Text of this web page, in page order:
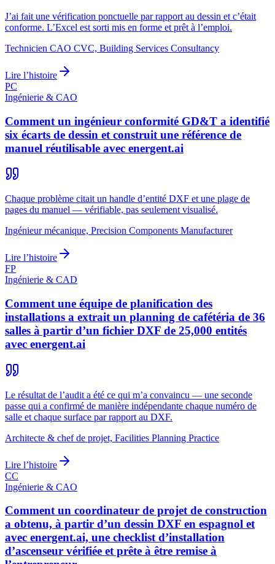
J’ai fait une vérification ponctuelle par rapport au dessin et c’était
conforme. L’Excel est sorti mis en forme et prêt à l’emploi.
Technicien CAO CVC, Building Services Consultancy
Lire l’histoire
PC
Ingénierie & CAO
Comment un ingénieur conformité GD&T a identifié
six écarts de dessin et construit une référence de
manuel réutilisable avec energent.ai
Chaque problème citait un handle d’entité DXF et une plage de
pages du manuel — vérifiable, pas seulement visualisé.
Ingénieur mécanique, Precision Components Manufacturer
Lire l’histoire
FP
Ingénierie & CAD
Comment une équipe de planification des
installations a extrait un planning de cafétéria de 36
salles à partir d’un fichier DXF de 25,000 entités
avec energent.ai
Le résultat de l’audit a été ce qui m’a convaincu — une seconde
passe qui a confirmé de manière indépendante chaque numéro de
salle et chaque surface par rapport au DXF.
Architecte & chef de projet, Facilities Planning Practice
Lire l’histoire
CC
Ingénierie & CAO
Comment un coordinateur de projet de construction
a obtenu, à partir d’un dessin DXF en espagnol et
avec energent.ai, une checklist d’installation
d’ascenseur vérifiée et prête à être remise à